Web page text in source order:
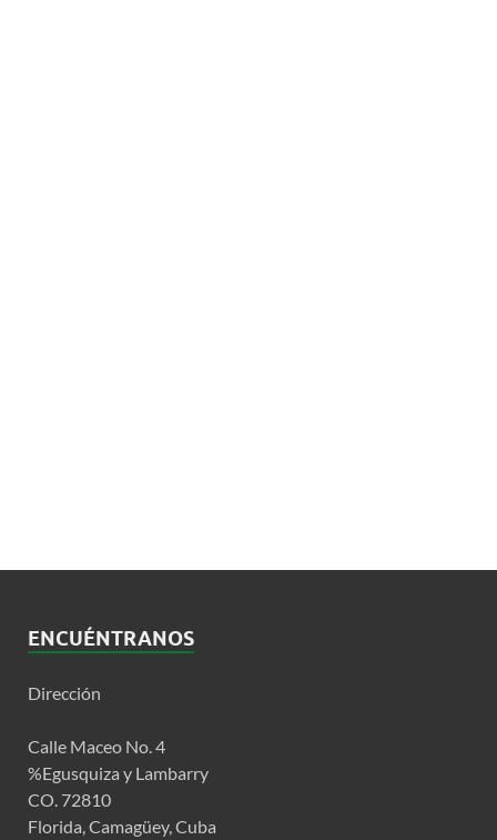
ENCUÉNTRANOS
Dirección
Calle Maceo No. 4
%Egusquiza y Lambarry
CO. 72810
Florida, Camagüey, Cuba